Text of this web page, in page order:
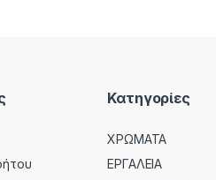
Κατηγορίες
ΧΡΩΜΑΤΑ
ΕΡΓΑΛΕΙΑ